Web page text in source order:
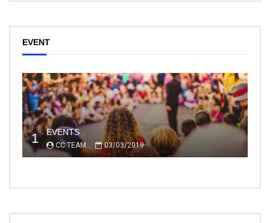
EVENT
1 EVENTS
CC TEAM 03/03/2019